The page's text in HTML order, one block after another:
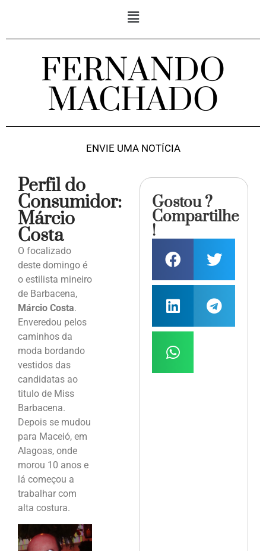
FERNANDO
MACHADO
ENVIE UMA NOTÍCIA
Perfil do
Consumidor:
Márcio
Costa
O focalizado
deste domingo é
o estilista mineiro
de Barbacena,
Márcio Costa.
Enveredou pelos
caminhos da
moda bordando
vestidos das
candidatas ao
titulo de Miss
Barbacena.
Depois se mudou
para Maceió, em
Alagoas, onde
morou 10 anos e
lá começou a
trabalhar com
alta costura.
Gostou ?
Compartilhe
!